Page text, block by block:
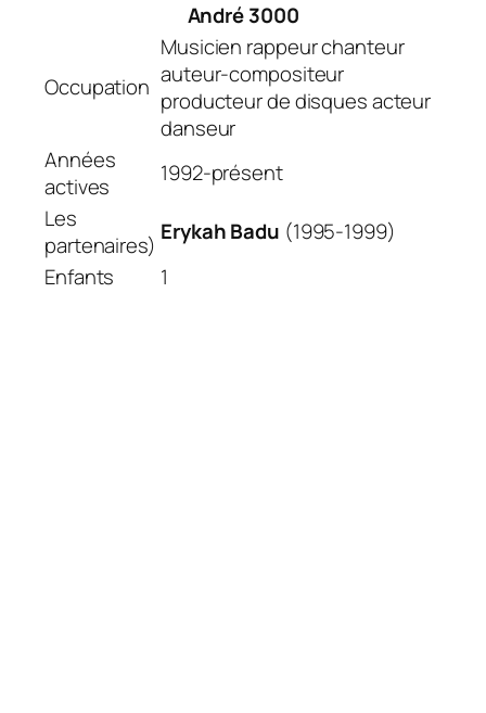
André 3000
Occupation
Musicien rappeur chanteur
auteur-compositeur
producteur de disques acteur
danseur
Années
actives
1992-présent
Les
partenaires) Erykah Badu (1995-1999)
Enfants
1